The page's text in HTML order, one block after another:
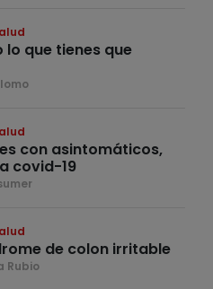
lo que tienes que
con asintomáticos,
covid-19
de colon irritable
Rubio